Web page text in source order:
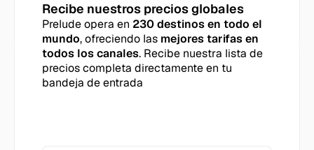
Recibe nuestros precios globales
Prelude opera en 230 destinos en todo el
mundo, ofreciendo las mejores tarifas en
todos los canales. Recibe nuestra lista de
precios completa directamente en tu
bandeja de entrada